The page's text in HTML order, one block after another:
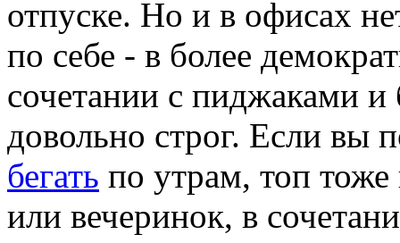
отпуске. Но и в офисах
по себе - в более
сочетании с пиджаками
довольно строг. Если вы
бегать по утрам, топ
или вечеринок, в